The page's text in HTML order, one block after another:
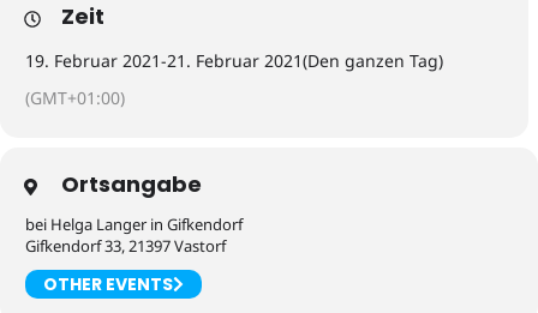
Zeit
19. Februar 2021-21. Februar 2021(Den ganzen Tag)
(GMT+01:00)
Ortsangabe
bei Helga Langer in Gifkendorf
Gifkendorf 33, 21397 Vastorf
OTHER EVENTS